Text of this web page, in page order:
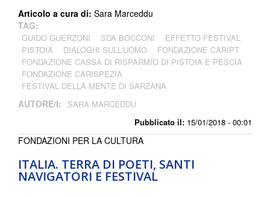
Pubblicato il: 15/01/2018 - 00:01
Articolo a cura di: Sara Marceddu
TAG:
GUIDO GUERZONI SDA BOCCONI
EFFETTO FESTIVAL
PISTOIA
DIALOGHI SULL'UOMO
FONDAZIONE CARIPT
FONDAZIONE CASSA DI RISPARMIO DI PISTOIA E PESCIA
FONDAZIONE CARISPEZIA
FESTIVAL DELLA MENTE DI SARZANA
AUTORE/I: SARA MARCEDDU
ITALIA. TERRA DI POETI, SANTI
NAVIGATORI E FESTIVAL
FONDAZIONI PER LA CULTURA